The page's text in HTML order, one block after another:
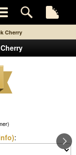
Cherry
: